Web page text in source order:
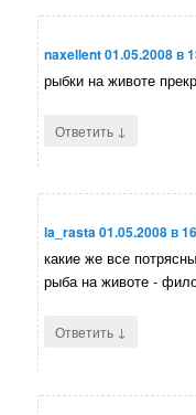
naxellent01.05.2008 в
рыбки на животе
Ответить ↓
la_rasta01.05.2008 в
какие же все
рыба на животе -
Ответить ↓